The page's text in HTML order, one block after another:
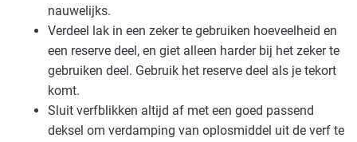
nauwelijks.
Verdeel lak in een zeker te gebruiken hoeveelheid en
een reserve deel, en giet alleen harder bij het zeker te
gebruiken deel. Gebruik het reserve deel als je tekort
komt.
Sluit verfblikken altijd af met een goed passend
deksel om verdamping van oplosmiddel uit de verf te